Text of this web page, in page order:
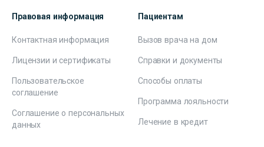
Правовая информация
Контактная информация
Лицензии и сертификаты
Пользовательское
соглашение
Соглашение о персональных
данных
Пациентам
Вызов врача на дом
Справки и документы
Способы оплаты
Программа лояльности
Лечение в кредит